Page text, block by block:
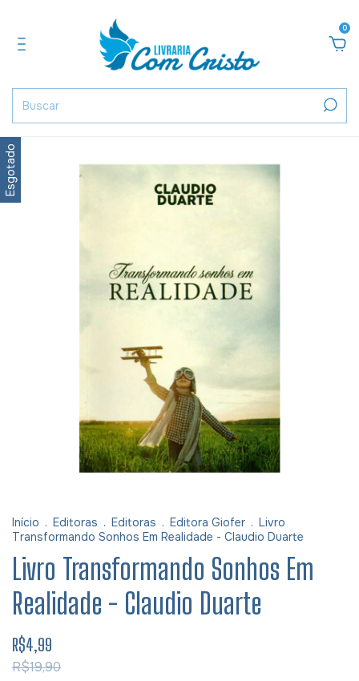
0
Esgotado
Início . Editoras . Editoras . Editora Giofer . Livro
Transformando Sonhos Em Realidade - Claudio Duarte
Livro Transformando Sonhos Em
Realidade - Claudio Duarte
R$4,99
R$19,90